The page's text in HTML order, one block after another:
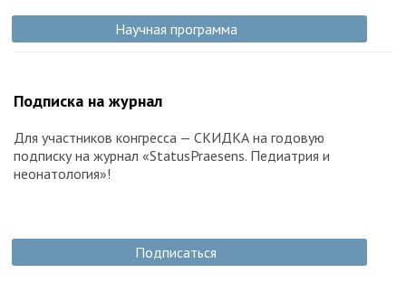
Научная программа
Подписка на журнал
Для участников конгресса — СКИДКА на годовую
подписку на журнал «StatusPraesens. Педиатрия и
неонатология»!
Подписаться